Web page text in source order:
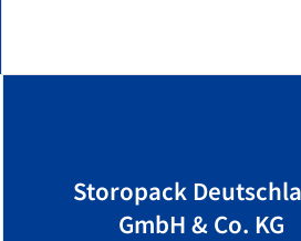
Storopack
GmbH & Co. KG